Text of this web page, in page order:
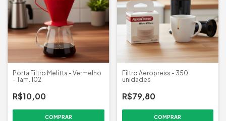
Porta Filtro Melitta - Vermelho
- Tam. 102
R$10,00
Filtro Aeropress - 350
unidades
R$79,80